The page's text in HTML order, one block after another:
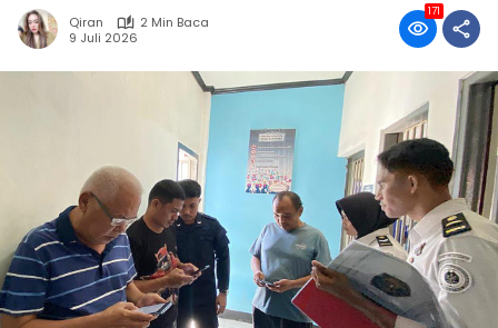
Qiran
2 Min Baca
9 Juli 2026
171